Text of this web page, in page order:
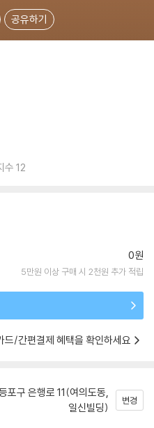
공유하기
수 12
0원
5만원 이상 구매 시 2천원 추가 적립
드/간편결제 혜택을 확인하세요
포구 은행로 11(여의도동,
일신빌딩)
변경